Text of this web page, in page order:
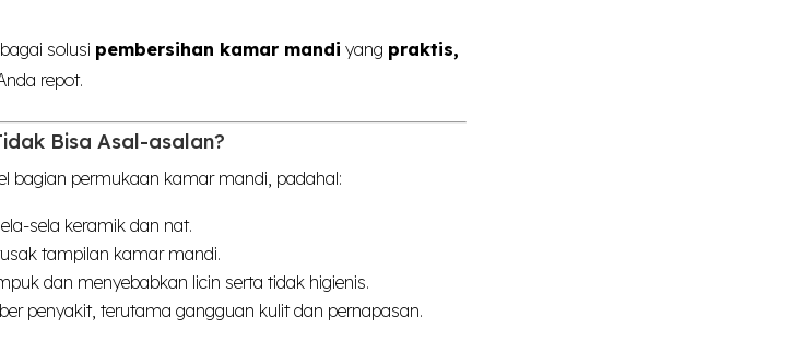
solusi pembersihan kamar mandi yang praktis,
repot.
Bisa Asal-asalan?
bagian permukaan kamar mandi, padahal:
sela keramik dan nat.
tampilan kamar mandi.
dan menyebabkan licin serta tidak higienis.
penyakit, terutama gangguan kulit dan pernapasan.